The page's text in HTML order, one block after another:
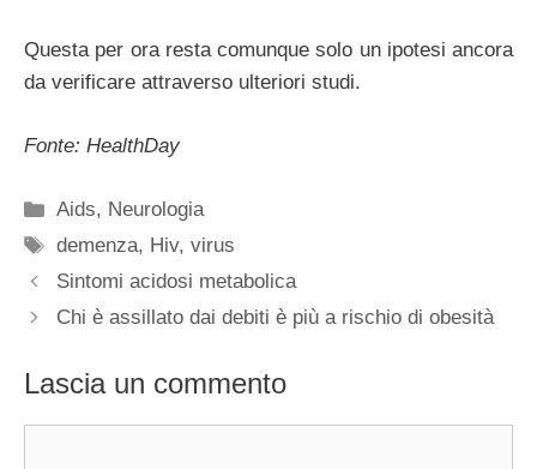
Questa per ora resta comunque solo un ipotesi ancora
da verificare attraverso ulteriori studi.
Fonte: HealthDay
Categorie
Aids, Neurologia
Tag
demenza, Hiv,virus
Sintomi acidosi metabolica
Chi è assillato dai debiti è più a rischio di obesità
Lascia un commento